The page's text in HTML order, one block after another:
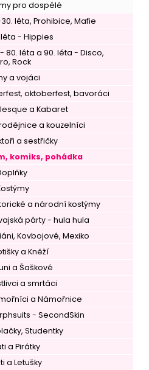
pro dospělé
léta, Prohibice, Mafie
léta - Hippies
80. léta a 90. léta - Disco,
Rock
a vojáci
oktoberfest, bavoráci
a Kabaret
a kouzelníci
a sestřičky
komiks, pohádka
a národní kostýmy
párty - hula hula
Kovbojové, Mexiko
a Kněží
a Šaškové
a smrtáci
a Námořnice
- SecondSkin
Studentky
a Pirátky
a Letušky